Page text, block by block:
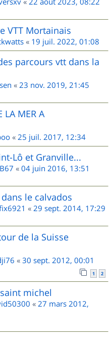
VTT Mortainais
« 19 juil. 2022, 01:08
parcours vtt dans la
« 23 nov. 2019, 21:45
LA MER A
« 25 juil. 2017, 12:34
Lô et Granville...
« 04 juin 2016, 13:51
le calvados
« 29 sept. 2014, 17:29
de la Suisse
« 30 sept. 2012, 00:01
1 2
michel
« 27 mars 2012,